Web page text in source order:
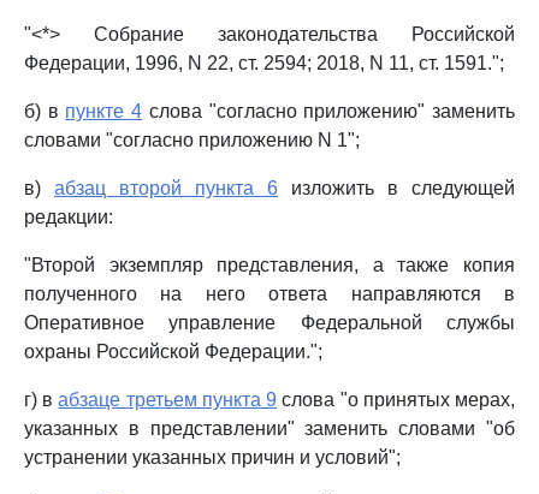
"<*> Собрание законодательства Российской
Федерации, 1996, N 22, ст. 2594; 2018, N 11, ст. 1591.";
б) в пункте 4 слова "согласно приложению" заменить
словами "согласно приложению N 1";
в) абзац второй пункта 6 изложить в следующей
редакции:
"Второй экземпляр представления, а также копия
полученного на него ответа направляются в
Оперативное управление Федеральной службы
охраны Российской Федерации.";
г) вабзаце третьем пункта 9 слова "о принятых мерах,
указанных в представлении" заменить словами "об
устранении указанных причин и условий";